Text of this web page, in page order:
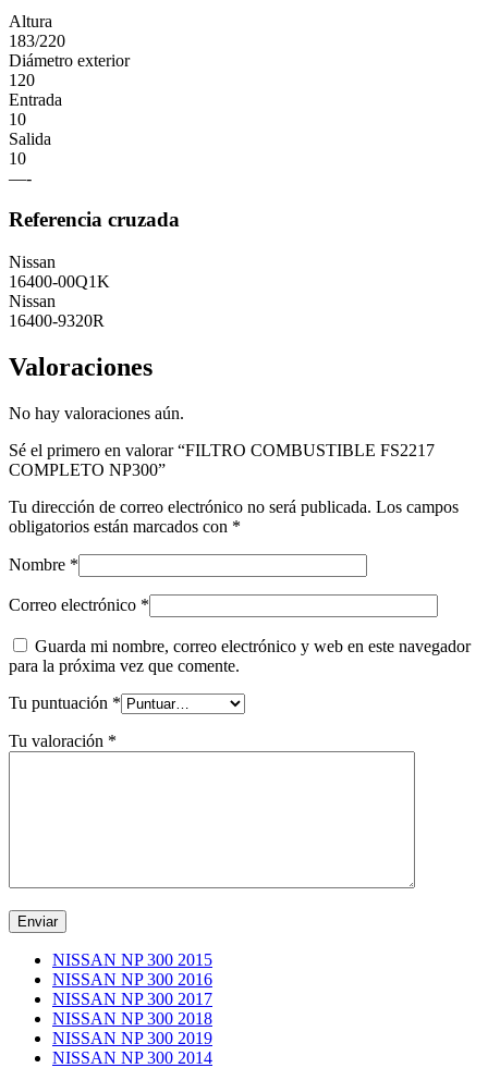
Altura
183/220
Diámetro exterior
120
Entrada
10
Salida
10
—-
Referencia cruzada
Nissan
16400-00Q1K
Nissan
16400-9320R
Valoraciones
No hay valoraciones aún.
Sé el primero en valorar “FILTRO COMBUSTIBLE FS2217
COMPLETO NP300”
Tu dirección de correo electrónico no será publicada. Los campos
obligatorios están marcados con *
Nombre *
Correo electrónico *
Guarda mi nombre, correo electrónico y web en este navegador
para la próxima vez que comente.
Tu puntuación *
Tu valoración *
NISSAN NP 300 2015
NISSAN NP 300 2016
NISSAN NP 300 2017
NISSAN NP 300 2018
NISSAN NP 300 2019
NISSAN NP 300 2014